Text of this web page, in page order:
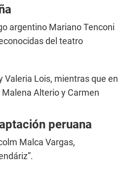
argentino Mariano Tenconi
del teatro
Valeria Lois, mientras que en
Alterio y Carmen
peruana
Malca Vargas,